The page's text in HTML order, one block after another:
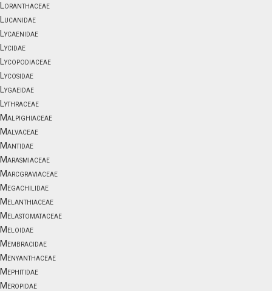
Loranthaceae
Lucanidae
Lycaenidae
Lycidae
Lycopodiaceae
Lycosidae
Lygaeidae
Lythraceae
Malpighiaceae
Malvaceae
Mantidae
Marasmiaceae
Marcgraviaceae
Megachilidae
Melanthiaceae
Melastomataceae
Meloidae
Membracidae
Menyanthaceae
Mephitidae
Meropidae